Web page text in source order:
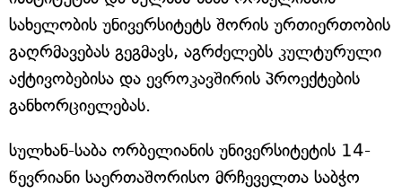
სახელობის უნივერსიტეტს შორის ურთიერთობის
გაღრმავებას გეგმავს, აგრძელებს კულტურული
აქტივობებისა და ევროკავშირის პროექტების
განხორციელებას.
სულხან-საბა ორბელიანის უნივერსიტეტის 14-
წევრიანი საერთაშორისო მრჩეველთა საბჭო